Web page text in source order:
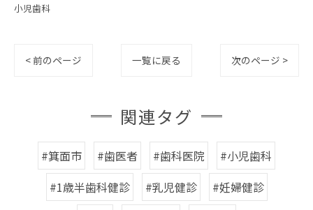
小児歯科
< 前のページ 一覧に戻る 次のページ >
関連タグ
#箕面市 #歯医者 #歯科医院
#小児歯科
#1歳半歯科健診
#乳児健診
#妊婦健診